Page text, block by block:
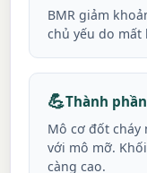
BMR giảm
chủ yếu do mất
💪Thành
Mô cơ đốt
với mô mỡ.
càng cao.